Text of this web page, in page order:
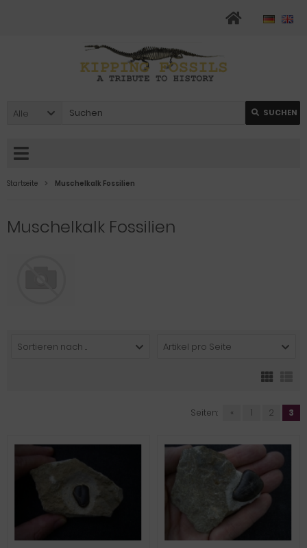
Alle SUCHEN
Startseite Muschelkalk Fossilien
Muschelkalk Fossilien
Sortieren nach ... Artikel pro Seite
Seiten: « 1 2 3